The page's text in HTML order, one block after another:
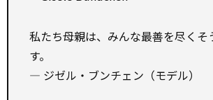
私たち母親は、みんな最善を尽くそ
す。
― ジゼル・ブンチェン（モデル）